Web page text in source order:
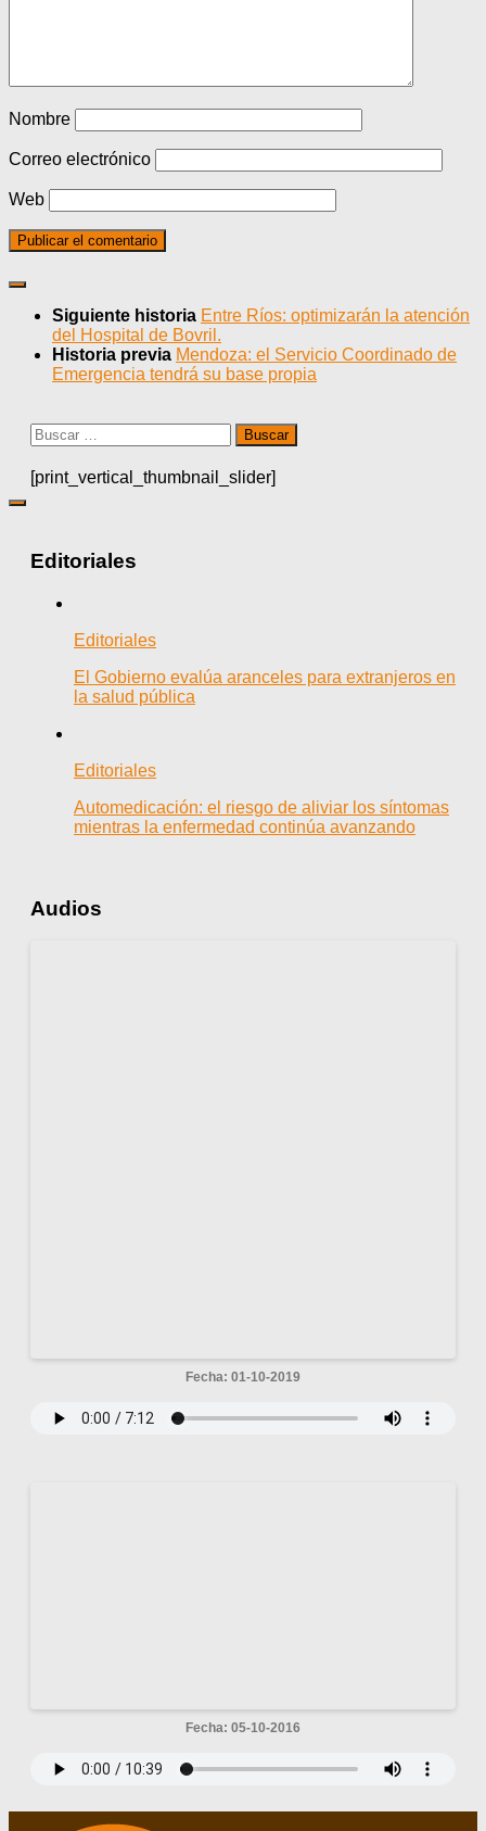
Nombre
Correo electrónico
Web
Siguiente historia Entre Ríos: optimizarán la atención
del Hospital de Bovril.
Historia previa Mendoza: el Servicio Coordinado de
Emergencia tendrá su base propia
Buscar:
[print_vertical_thumbnail_slider]
Editoriales
Editoriales
El Gobierno evalúa aranceles para extranjeros en
la salud pública
Editoriales
Automedicación: el riesgo de aliviar los síntomas
mientras la enfermedad continúa avanzando
Audios
Fecha: 01-10-2019
Fecha: 05-10-2016